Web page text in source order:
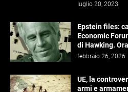
luglio 20, 2023
Epstein files:
Economic
di Hawking.
febbraio 26, 2026
UE, la
armi e